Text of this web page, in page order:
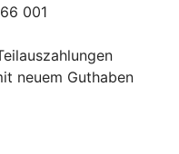
001
neuem Guthaben